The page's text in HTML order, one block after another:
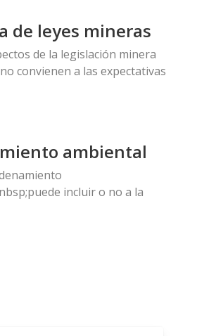
de leyes mineras
de la legislación minera
convienen a las expectativas
ambiental
incluir o no a la